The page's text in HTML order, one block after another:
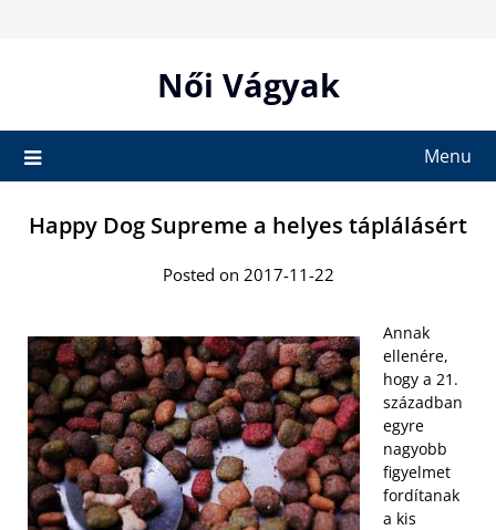
Női Vágyak
Menu
Happy Dog Supreme a helyes táplálásért
Posted on 2017-11-22
Annak
ellenére,
hogy a 21.
században
egyre
nagyobb
figyelmet
fordítanak
a kis